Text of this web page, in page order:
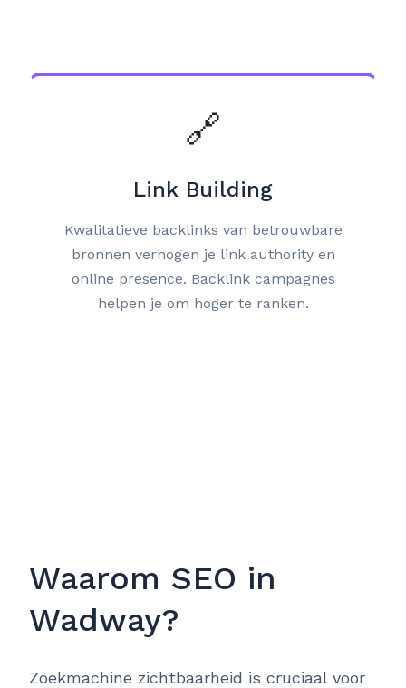
🔗
Link Building
Kwalitatieve backlinks van betrouwbare
bronnen verhogen je link authority en
online presence. Backlink campagnes
helpen je om hoger te ranken.
Waarom SEO in
Wadway?
Zoekmachine zichtbaarheid is cruciaal voor